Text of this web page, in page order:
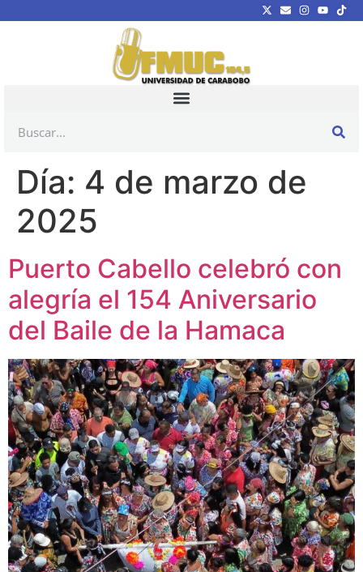
Día: 4 de marzo de
2025
Puerto Cabello celebró con
alegría el 154 Aniversario
del Baile de la Hamaca